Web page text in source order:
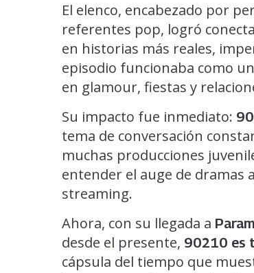
El elenco, encabezado por
referentes pop, logró
en historias más reales,
episodio funcionaba como
en glamour, fiestas y
Su impacto fue inmediato:
tema de conversación
muchas producciones
entender el auge de dramas
streaming.
Ahora, con su llegada a
desde el presente, 90210 es
cápsula del tiempo que